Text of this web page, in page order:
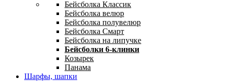
Бейсболка Классик
Бейсболка велюр
Бейсболка полувелюр
Бейсболка Смарт
Бейсболка на липучке
Бейсболки 6-клинки
Козырек
Панама
Шарфы, шапки